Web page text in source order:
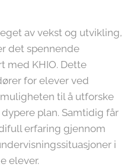
av vekst og utvikling,
det spennende
med KHIO. Dette
for elever ved
til å utforske
plan. Samtidig får
erfaring gjennom
i
elever.